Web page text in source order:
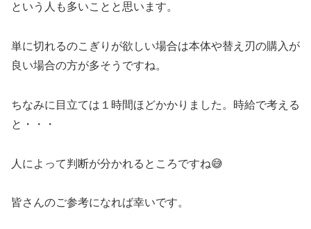
という人も多いことと思います。
単に切れるのこぎりが欲しい場合は本体や替え刃の購入が
良い場合の方が多そうですね。
ちなみに目立ては１時間ほどかかりました。時給で考える
と・・・
人によって判断が分かれるところですね😅
皆さんのご参考になれば幸いです。